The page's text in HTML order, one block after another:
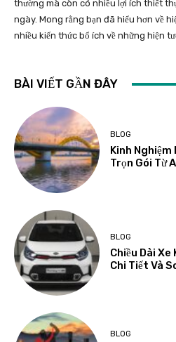
thường mà còn có nhiều lợi ích thiết
ngày. Mong rằng bạn đã hiểu hơn về
nhiều kiến thức bổ ích về những hiện
BÀI VIẾT GẦN ĐÂY
BLOG
Kinh Nghiệm
Trọn Gói Từ
BLOG
Chiều Dài
Chi Tiết Và
BLOG